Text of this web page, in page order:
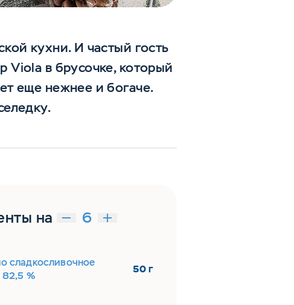
кухни. И частый гость
Viola в брусочке, который
еще нежнее и богаче.
на
сладкосливочное
%
50 г